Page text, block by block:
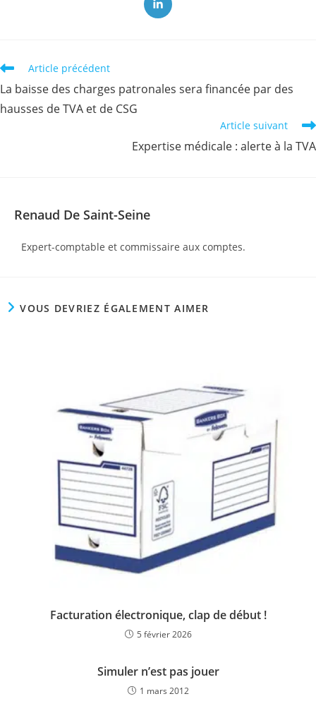
Ouvrir
dans
Read
articles
Article précédent
La baisse des charges patronales sera financée par des
hausses de TVA et de CSG
Article suivant
Expertise médicale : alerte à la TVA
Renaud De Saint-Seine
Expert-comptable et commissaire aux comptes.
VOUS DEVRIEZ ÉGALEMENT AIMER
Facturation électronique, clap de début !
5 février 2026
Simuler n’est pas jouer
1 mars 2012